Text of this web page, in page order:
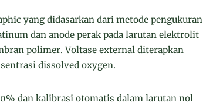
yang didasarkan dari metode pengukuran
dan anode perak pada larutan elektrolit
polimer. Voltase external diterapkan
dissolved oxygen.
dan kalibrasi otomatis dalam larutan nol